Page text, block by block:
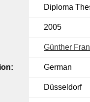
Diploma
2005
Günther
German
Düsseldorf